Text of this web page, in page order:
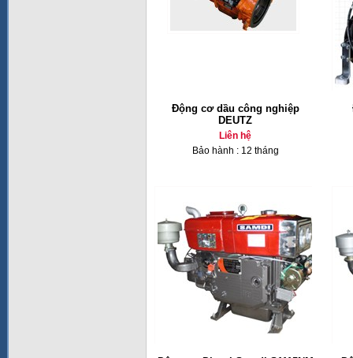
Động cơ dầu công nghiệp
DEUTZ
Liên hệ
Bảo hành : 12 tháng